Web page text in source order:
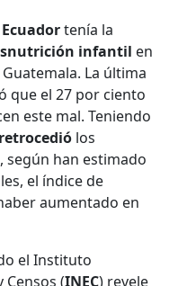
Ecuadortenía la
infantil en
La última
que el 27 por ciento
este mal. Teniendo
retrocedió los
según han estimado
el índice de
aumentado en
el Instituto
Censos (INEC) revele